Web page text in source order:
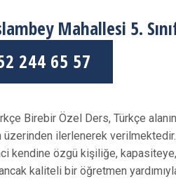
Mahallesi 5.
244 65 57
Birebir Özel Ders, Türkçe
üzerinden ilerlenerek
kendine özgü kişiliğe,
kaliteli bir öğretmen